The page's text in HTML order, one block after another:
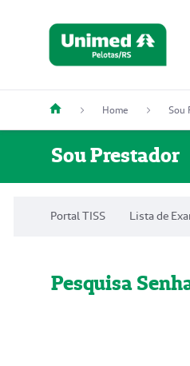
Home Sou
Sou Prestador
Portal TISS Lista de
Pesquisa